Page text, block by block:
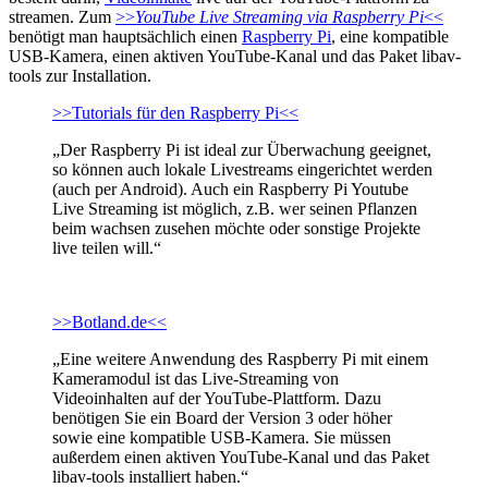
streamen. Zum >>YouTube Live Streaming via Raspberry Pi<<
benötigt man hauptsächlich einen Raspberry Pi, eine kompatible
USB-Kamera, einen aktiven YouTube-Kanal und das Paket libav-
tools zur Installation.
>>Tutorials für den Raspberry Pi<<
„Der Raspberry Pi ist ideal zur Überwachung geeignet,
so können auch lokale Livestreams eingerichtet werden
(auch per Android). Auch ein Raspberry Pi Youtube
Live Streaming ist möglich, z.B. wer seinen Pflanzen
beim wachsen zusehen möchte oder sonstige Projekte
live teilen will.“
>>Botland.de<<
„Eine weitere Anwendung des Raspberry Pi mit einem
Kameramodul ist das Live-Streaming von
Videoinhalten auf der YouTube-Plattform. Dazu
benötigen Sie ein Board der Version 3 oder höher
sowie eine kompatible USB-Kamera. Sie müssen
außerdem einen aktiven YouTube-Kanal und das Paket
libav-tools installiert haben.“